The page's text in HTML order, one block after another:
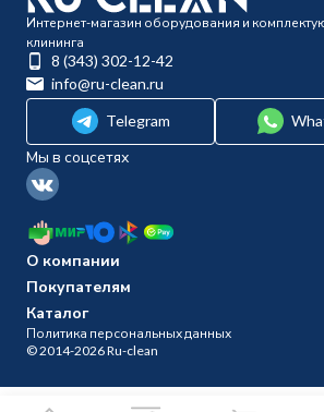
Интернет-магазин оборудования и
клининга
8 (343) 302-12-42
info@ru-clean.ru
Telegram
Мы в соцсетях
О компании
Покупателям
Каталог
Политика персональных данных
© 2014-2026 Ru-clean